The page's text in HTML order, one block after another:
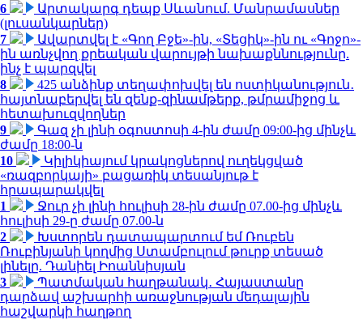
6
Արտակարգ դեպք Սևանում. Մանրամասներ
(լուսանկարներ)
7
Ավարտվել է «Գող Բջե»-ին, «Տեցիկ»-ին ու «Գոջո»-
ին առնչվող քրեական վարույթի նախաքննությունը.
ինչ է պարզվել
8
425 անձինք տեղափոխվել են ոստիկանություն․
հայտնաբերվել են զենք-զինամթերք, թմրամիջոց և
հետախուզվողներ
9
Գազ չի լինի օգոստոսի 4-ին ժամը 09:00-ից մինչև
ժամը 18:00-ն
10
Կիլիկիայում կրակոցներով ուղեկցված
«ռազբորկայի» բացառիկ տեսանյութ է
հրապարակվել
1
Ջուր չի լինի հուլիսի 28-ին ժամը 07.00-ից մինչև
հուլիսի 29-ը ժամը 07.00-ն
2
Խստորեն դատապարտում եմ Ռուբեն
Ռուբինյանի կողմից Ստամբուլում թուրք տեսած
լինելը. Դանիել Իոաննիսյան
3
Պատմական հաղթանակ․ Հայաստանը
դարձավ աշխարհի առաջնության մեդալային
հաշվարկի հաղթող